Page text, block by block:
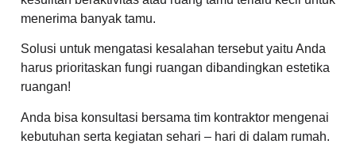
menerima banyak tamu.
Solusi untuk mengatasi kesalahan tersebut yaitu Anda
harus prioritaskan fungi ruangan dibandingkan estetika
ruangan!
Anda bisa konsultasi bersama tim kontraktor mengenai
kebutuhan serta kegiatan sehari – hari di dalam rumah.